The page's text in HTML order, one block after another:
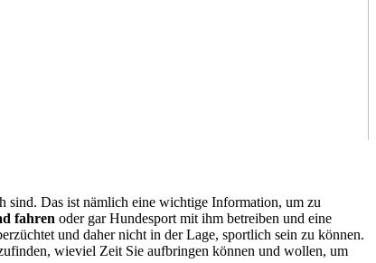
sind. Das ist nämlich eine wichtige Information, um zu
fahren oder gar Hundesport mit ihm betreiben und eine
und daher nicht in der Lage, sportlich sein zu können.
wieviel Zeit Sie aufbringen können und wollen, um